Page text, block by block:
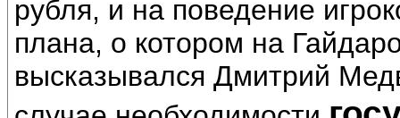
рубля, и на поведение
плана, о котором на
высказывался Дмитрий